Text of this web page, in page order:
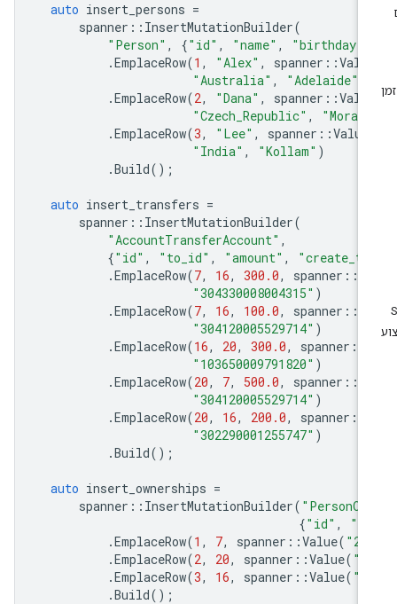
auto insert_persons
spanner::InsertMutationBuilder
"Person", {"id", "name", "birthday"
.EmplaceRow (1, "Alex", spanner::
"Australia", "Adelaide"
.EmplaceRow (2, "Dana", spanner::
"Czech_Republic",
.EmplaceRow (3, "Lee", spanner::
"India", "Kollam"
.Build
auto insert_transfers
spanner::InsertMutationBuilder
"AccountTransferAccount"
{"id", "to_id", "amount",
.EmplaceRow (7, 16, 300.0, spanner
"304330008004315"
.EmplaceRow (7, 16, 100.0, spanner
"304120005529714"
.EmplaceRow( 16, 20, 300.0, spanner
"103650009791820"
.EmplaceRow( 20 7, 500.0, spanner
"304120005529714"
.EmplaceRow( 20, 16, 200.0, spanner
"302290001255747"
.Build
auto insert_ownerships
spanner::InsertMutationBuilder(
{"id"
.EmplaceRow (1 7, spanner::Value
.EmplaceRow (2, 20, spanner::Value
.EmplaceRow (3, 16, spanner::Value
.Build